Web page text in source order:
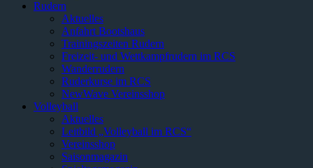
Rudern
Aktuelles
Anfahrt Bootshaus
Trainingszeiten Rudern
Freizeit- und Wettkampfrudern im RCS
Wanderrudern
Ruderkurse im RCS
NewWave Vereinsshop
Volleyball
Aktuelles
Leitbild „Volleyball im RCS“
Vereinsshop
Saisonmagazin